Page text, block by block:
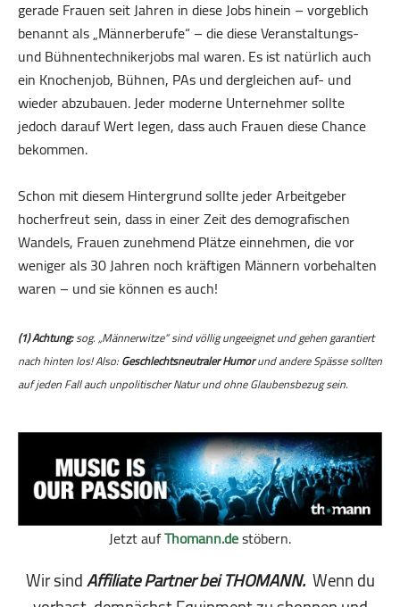
gerade Frauen seit Jahren in diese Jobs hinein – vorgeblich
benannt als „Männerberufe“ – die diese Veranstaltungs-
und Bühnen­tech­niker­jobs mal waren. Es ist natürlich auch
ein Knochenjob, Bühnen, PAs und dergleichen auf- und
wieder abzubauen. Jeder moderne Unternehmer sollte
jedoch darauf Wert legen, dass auch Frauen diese Chance
bekommen.
Schon mit diesem Hintergrund sollte jeder Arbeitgeber
hocherfreut sein, dass in einer Zeit des demografischen
Wandels, Frauen zunehmend Plätze einnehmen, die vor
weniger als 30 Jahren noch kräftigen Männern vorbehalten
waren – und sie können es auch!
(1) Achtung:sog. „Männerwitze“ sind völlig ungeeignet und gehen garantiert
nach hinten los! Also:Geschlechtsneutraler Humorund andere Spässe sollten
auf jeden Fall auch unpolitischer Natur und ohne Glaubensbezug sein.
Jetzt aufThomann.destöbern.
Wir sindAffiliate Partner bei THOMANN.Wenn du